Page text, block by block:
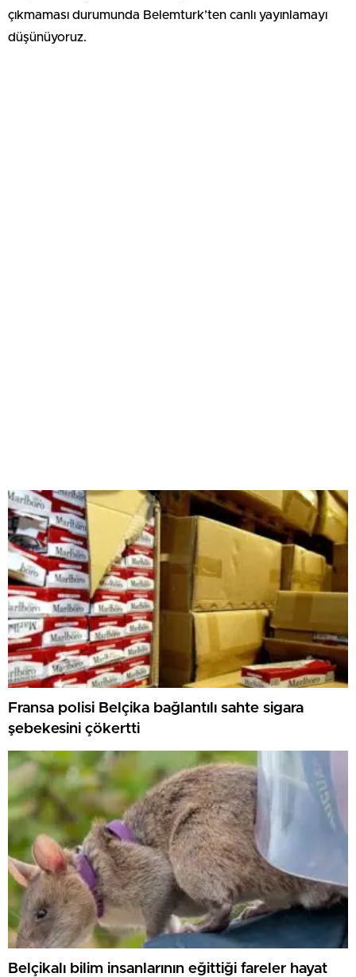
çıkmaması durumunda Belemturk’ten canlı yayınlamayı
düşünüyoruz.
Fransa polisi Belçika bağlantılı sahte sigara
şebekesini çökertti
Belçikalı bilim insanlarının eğittiği fareler hayat